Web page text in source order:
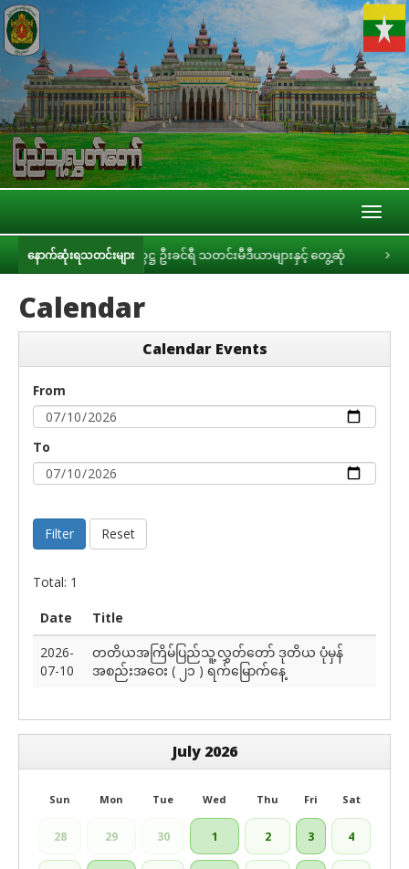
နောက်ဆုံးရသတင်းများ
ပြည်သူ့လွှတ်တော်ဥက္ကဋ္ဌ ဦးခင်ရီ သတင်းမီဒီယာများနှင့် တွေ့ဆုံ ပြည်သူ့
Calendar
Calendar Events
From
To
Filter Reset
Total: 1
Date
Title
2026-
07-10
တတိယအကြိမ်ပြည်သူ့လွှတ်တော် ဒုတိယ ပုံမှန်
အစည်းအဝေး ( ၂၁ ) ရက်မြောက်နေ့
July 2026
Sun Mon Tue Wed Thu Fri Sat
28 29 30 1 2 3 4